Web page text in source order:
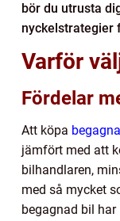
bör du utrusta
nyckelstrategier
Varför
Fördelar
Att köpa
jämfört med att
bilhandlaren,
med så mycket
begagnad bil